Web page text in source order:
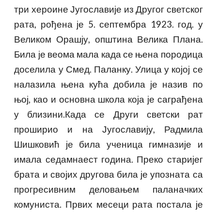
три хероине Југославије из Другог светског
рата, рођена је 5. септембра 1923. год. у
Великом Орашју, општина Велика Плана.
Била је веома мала када се њена породица
доселила у Смед. Паланку. Улица у којој се
налазила њена кућа добила је назив по
њој, као и основна школа која је саграђена
у близини.Када се Други светски рат
проширио и на Југославију, Радмила
Шишковић је била ученица гимназије и
имала седамнаест година. Преко старијег
брата и својих другова била је упозната са
прогресивним деловањем паланачких
комуниста. Првих месеци рата постала је